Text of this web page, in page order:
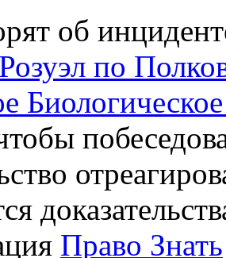
об
Розуэл по
Право Знать